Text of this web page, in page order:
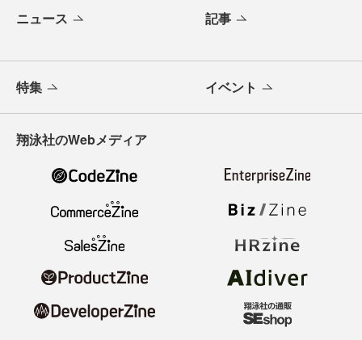
ニュース 記事
特集 イベント
翔泳社のWebメディア